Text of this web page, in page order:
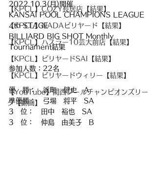
【KPCL】COZY長居店【結果】
【KPCL】NADAビリヤード【結果】
【KPCL】ハスラー10芸大前店【結果】
【KPCL】ビリヤードSAI【結果】
【KPCL】ビリヤードウィリー【結果】
【YouTube】関西プールチャンピオンズリー
グ【動画】
2022.10.3(月)開催
KANSAI POOL CHAMPIONS LEAGUE
4th STAGE
BILLIARD BIG SHOT Monthly
Tournament結果
参加人数：22名
優　勝：　浜町　健史　A
準優勝：　弓場　将平　SA
3　位：　田中　裕也　SA
3　位：　仲島　由美子　B